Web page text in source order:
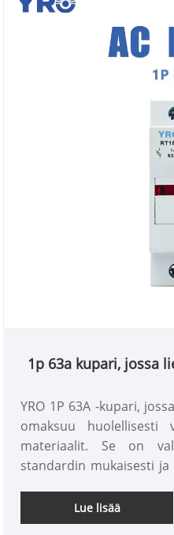
1p 63a kupari, jossa
YRO 1P 63A -kupari,
omaksuu
materiaalit. Se on
standardin mukaisesti ja
kuormituspiireihin, ja
luotettavan
Lue lisää